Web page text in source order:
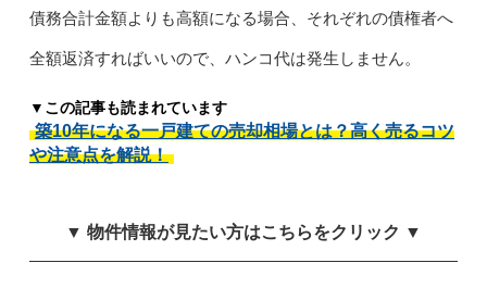
債務合計金額よりも高額になる場合、それぞれの債権者へ
全額返済すればいいので、ハンコ代は発生しません。
▼この記事も読まれています
築10年になる一戸建ての売却相場とは？高く売るコツ
や注意点を解説！
▼ 物件情報が見たい方はこちらをクリック ▼